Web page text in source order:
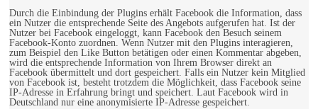
Durch die Einbindung der Plugins erhält Facebook die Information, dass
ein Nutzer die entsprechende Seite des Angebots aufgerufen hat. Ist der
Nutzer bei Facebook eingeloggt, kann Facebook den Besuch seinem
Facebook-Konto zuordnen. Wenn Nutzer mit den Plugins interagieren,
zum Beispiel den Like Button betätigen oder einen Kommentar abgeben,
wird die entsprechende Information von Ihrem Browser direkt an
Facebook übermittelt und dort gespeichert. Falls ein Nutzer kein Mitglied
von Facebook ist, besteht trotzdem die Möglichkeit, dass Facebook seine
IP-Adresse in Erfahrung bringt und speichert. Laut Facebook wird in
Deutschland nur eine anonymisierte IP-Adresse gespeichert.